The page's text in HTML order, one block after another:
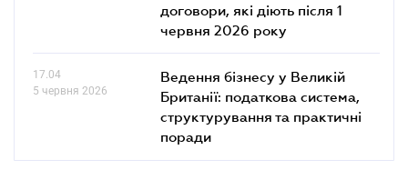
договори, які діють після 1
червня 2026 року
17.04
5 червня 2026
Ведення бізнесу у Великій
Британії: податкова система,
структурування та практичні
поради